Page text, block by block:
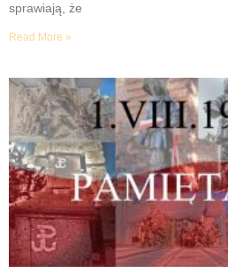
sprawiają, że
Read More »